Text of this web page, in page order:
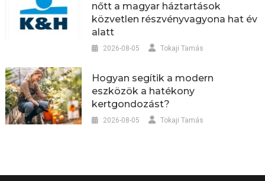
nőtt a magyar háztartások
közvetlen részvényvagyona hat év
alatt
2026-08-05 Tokaji Tamás
Hogyan segítik a modern
eszközök a hatékony
kertgondozást?
2026-08-05 Tokaji Tamás